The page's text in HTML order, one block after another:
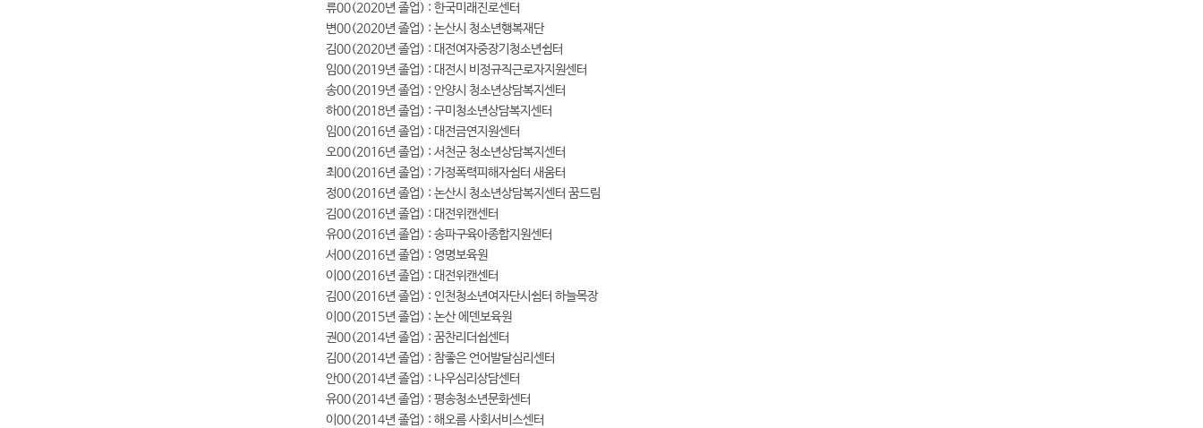
류00(2020년 졸업) : 한국미래진로센터
변00(2020년 졸업) : 논산시 청소년행복재단
김00(2020년 졸업) : 대전여자중장기청소년쉼터
임00(2019년 졸업) : 대전시 비정규직근로자지원센터
송00(2019년 졸업) : 안양시 청소년상담복지센터
하00(2018년 졸업) : 구미청소년상담복지센터
임00(2016년 졸업) : 대전금연지원센터
오00(2016년 졸업) : 서천군 청소년상담복지센터
최00(2016년 졸업) : 가정폭력피해자쉼터 새움터
정00(2016년 졸업) : 논산시 청소년상담복지센터 꿈드림
김00(2016년 졸업) : 대전위캔센터
유00(2016년 졸업) : 송파구육아종합지원센터
서00(2016년 졸업) : 영명보육원
이00(2016년 졸업) : 대전위캔센터
김00(2016년 졸업) : 인천청소년여자단시쉼터 하늘목장
이00(2015년 졸업) : 논산 에덴보육원
권00(2014년 졸업) : 꿈찬리더쉽센터
김00(2014년 졸업) : 참좋은 언어발달심리센터
안00(2014년 졸업) : 나우심리상담센터
유00(2014년 졸업) : 평송청소년문화센터
이00(2014년 졸업) : 해오름 사회서비스센터